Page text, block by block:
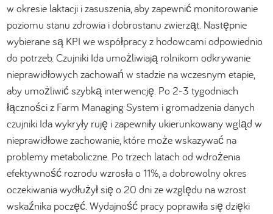
w okresie laktacji i zasuszenia, aby zapewnić monitorowanie
poziomu stanu zdrowia i dobrostanu zwierząt. Następnie
wybierane są KPI we współpracy z hodowcami odpowiednio
do potrzeb. Czujniki Ida umożliwiają rolnikom odkrywanie
nieprawidłowych zachowań w stadzie na wczesnym etapie,
aby umożliwić szybką interwencję. Po 2-3 tygodniach
łączności z Farm Managing System i gromadzenia danych
czujniki Ida wykryły ruję i zapewniły ukierunkowany wgląd w
nieprawidłowe zachowanie, które może wskazywać na
problemy metaboliczne. Po trzech latach od wdrożenia
efektywność rozrodu wzrosła o 11%, a dobrowolny okres
oczekiwania wydłużył się o 20 dni ze względu na wzrost
wskaźnika poczęć. Wydajność pracy poprawiła się dzięki